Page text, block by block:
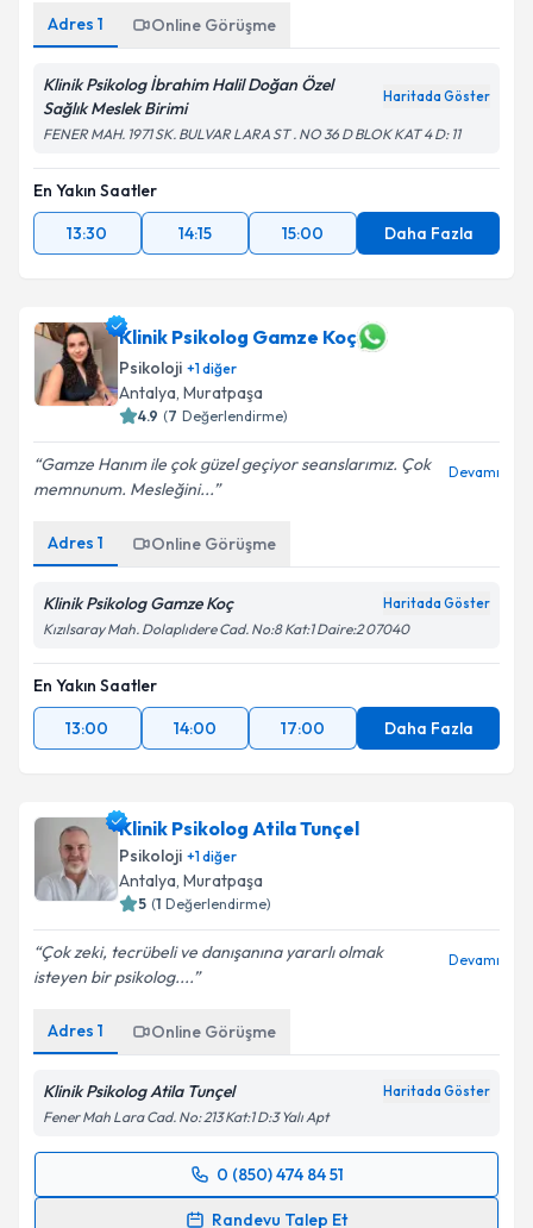
Adres 1 Online Görüşme
Klinik Psikolog İbrahim Halil Doğan Özel
Sağlık Meslek Birimi
Haritada Göster
FENER MAH. 1971 SK. BULVAR LARA ST . NO 36 D BLOK KAT 4 D: 11
En Yakın Saatler
13:30
14:15 15:00 Daha Fazla
Klinik Psikolog Gamze Koç
Psikoloji +1diğer
Antalya, Muratpaşa
4.9 (7 Değerlendirme)
Gamze Hanım ile çok güzel geçiyor seanslarımız. Çok
memnunum. Mesleğini...
Devamı
Adres 1 Online Görüşme
Klinik Psikolog Gamze Koç Haritada Göster
Kızılsaray Mah. Dolaplıdere Cad. No:8 Kat:1 Daire:2 07040
En Yakın Saatler
13:00
14:00 17:00 Daha Fazla
Klinik Psikolog Atila Tunçel
Psikoloji +1diğer
Antalya, Muratpaşa
5 (1 Değerlendirme)
Çok zeki, tecrübeli ve danışanına yararlı olmak
isteyen bir psikolog....
Devamı
Adres 1 Online Görüşme
Klinik Psikolog Atila Tunçel Haritada Göster
Fener Mah Lara Cad. No: 213 Kat:1 D:3 Yalı Apt
0 (850) 474 84 51
Randevu Talep Et
Randevu Takvimi Talebi